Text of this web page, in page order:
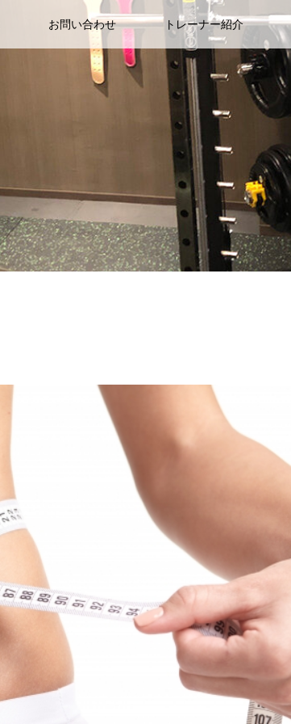
お問い合わせ トレーナー紹介